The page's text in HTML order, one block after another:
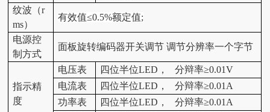
纹波（r
ms）
有效值≤0.5%额定值;
电源控
制方式
面板旋转编码器开关调节 调节分辨率一个字节
指示精
度
电压表
四位半位LED， 分辩率≥0.01V
电流表
四位半位LED， 分辩率≥0.01A
功率表
四位半位LED， 分辩率≥0.01A